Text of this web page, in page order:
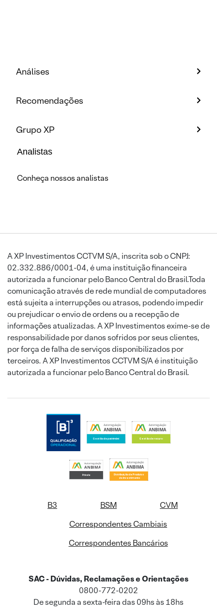
Análises
Recomendações
Grupo XP
Analistas
Conheça nossos analistas
A XP Investimentos CCTVM S/A, inscrita sob o CNPJ:
02.332.886/0001-04, é uma instituição financeira
autorizada a funcionar pelo Banco Central do Brasil.Toda
comunicação através de rede mundial de computadores
está sujeita a interrupções ou atrasos, podendo impedir
ou prejudicar o envio de ordens ou a recepção de
informações atualizadas. A XP Investimentos exime-se de
responsabilidade por danos sofridos por seus clientes,
por força de falha de serviços disponibilizados por
terceiros. A XP Investimentos CCTVM S/A é instituição
autorizada a funcionar pelo Banco Central do Brasil.
B3 BSM
CVM
Correspondentes Cambiais
Correspondentes Bancários
SAC - Dúvidas, Reclamações e Orientações
0800-772-0202
De segunda a sexta-feira das 09hs às 18hs